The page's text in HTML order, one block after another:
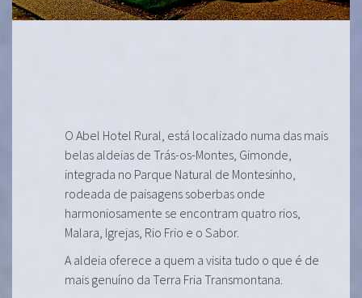
O Abel Hotel Rural, está localizado numa das mais
belas aldeias de Trás-os-Montes, Gimonde,
integrada no Parque Natural de Montesinho,
rodeada de paisagens soberbas onde
harmoniosamente se encontram quatro rios,
Malara, Igrejas, Rio Frio e o Sabor.
A aldeia oferece a quem a visita tudo o que é de
mais genuíno da Terra Fria Transmontana.